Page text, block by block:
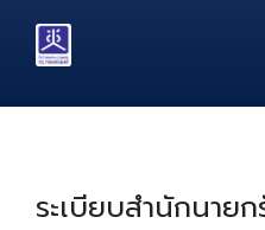
content
main
footer
ระเบียบสำนักนาย